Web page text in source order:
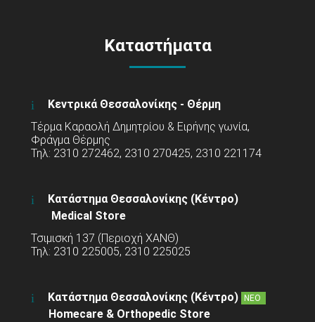
Καταστήματα
Κεντρικά Θεσσαλονίκης - Θέρμη
Τέρμα Καραολή Δημητρίου & Ειρήνης γωνία,
Φράγμα Θέρμης
Τηλ: 2310 272462, 2310 270425, 2310 221174
Κατάστημα Θεσσαλονίκης (Κέντρο)
Medical Store
Τσιμισκή 137 (Περιοχή ΧΑΝΘ)
Τηλ: 2310 225005, 2310 225025
Κατάστημα Θεσσαλονίκης (Κέντρο) ΝΕΟ
Homecare & Orthopedic Store